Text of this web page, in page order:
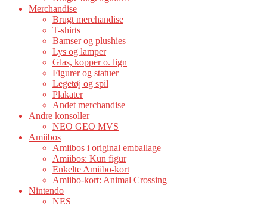
Merchandise
Brugt merchandise
T-shirts
Bamser og plushies
Lys og lamper
Glas, kopper o. lign
Figurer og statuer
Legetøj og spil
Plakater
Andet merchandise
Andre konsoller
NEO GEO MVS
Amiibos
Amiibos i original emballage
Amiibos: Kun figur
Enkelte Amiibo-kort
Amiibo-kort: Animal Crossing
Nintendo
NES